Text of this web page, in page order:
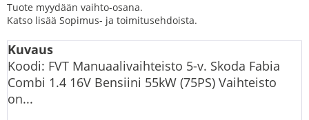
Tuote myydään vaihto-osana.
Katso lisää Sopimus- ja toimitusehdoista.
Kuvaus
Koodi: FVT Manuaalivaihteisto 5-v. Skoda Fabia
Combi 1.4 16V Bensiini 55kW (75PS) Vaihteisto
on...